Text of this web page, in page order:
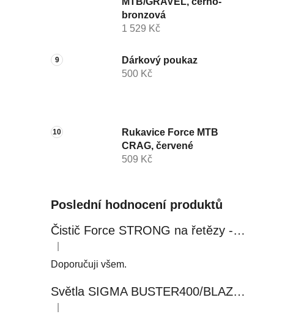
bronzová
1 529 Kč
Dárkový poukaz
500 Kč
Rukavice Force MTB
CRAG, červené
509 Kč
Poslední hodnocení produktů
Čistič Force STRONG na řetězy - 0,5 l, láhev - růžový
Hodnocení produktu je 5 z 5 hvězdiček.
Doporučuji všem.
Světla SIGMA BUSTER400/BLAZE FLASH, přední+zadní
Hodnocení produktu je 5 z 5 hvězdiček.